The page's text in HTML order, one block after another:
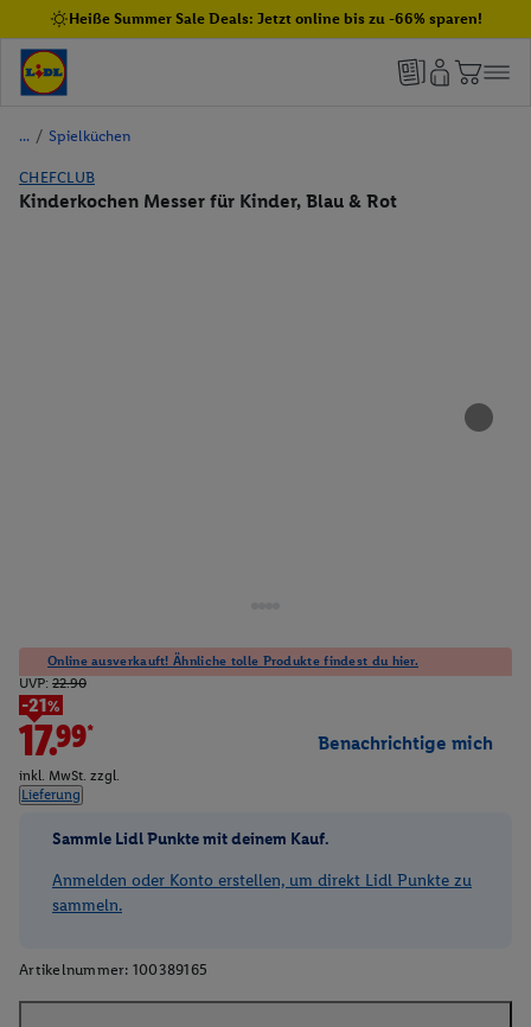
Heiße Summer Sale Deals: Jetzt online bis zu -66% sparen!
/ Spielküchen
CHEFCLUB
Kinderkochen Messer für Kinder, Blau & Rot
Online ausverkauft! Ähnliche tolle Produkte findest du hier.
UVP: 22.90
-21%
17.99*
inkl. MwSt. zzgl.
Lieferung
Benachrichtige mich
Sammle Lidl Punkte mit deinem Kauf.
Anmelden oder Konto erstellen, um direkt Lidl Punkte zu
sammeln.
Artikelnummer: 100389165